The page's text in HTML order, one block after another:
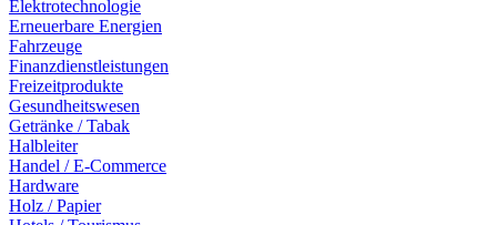
Elektrotechnologie
Erneuerbare Energien
Fahrzeuge
Finanzdienstleistungen
Freizeitprodukte
Gesundheitswesen
Getränke / Tabak
Halbleiter
Handel / E-Commerce
Hardware
Holz / Papier